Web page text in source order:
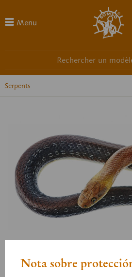
Menu
Serpents
Couleuvre
Nota sobre